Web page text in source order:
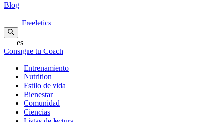
Blog
Freeletics
es
Consigue tu Coach
Entrenamiento
Nutrition
Estilo de vida
Bienestar
Comunidad
Ciencias